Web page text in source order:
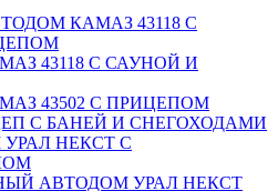
КАМАЗ 43118 С
43118 С САУНОЙ И
43502 С ПРИЦЕПОМ
С БАНЕЙ И СНЕГОХОДАМИ
НЕКСТ С
АВТОДОМ УРАЛ НЕКСТ